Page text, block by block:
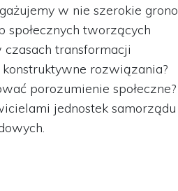
w nie szerokie grono
tworzących
transformacji
rozwiązania?
porozumienie społeczne?
jednostek samorządu